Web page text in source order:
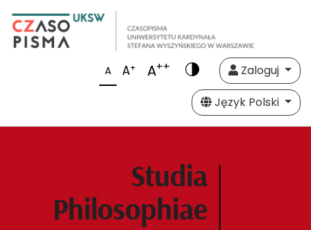
A A+ A++
Zaloguj
Język Polski